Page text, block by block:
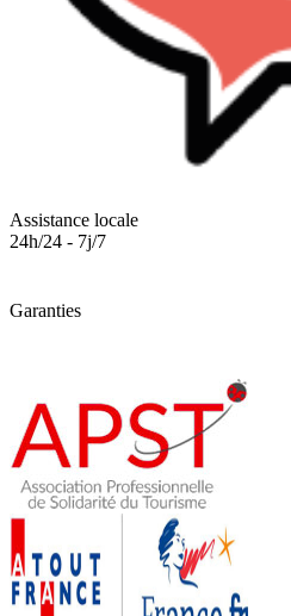
Assistance locale
24h/24 - 7j/7
Garanties